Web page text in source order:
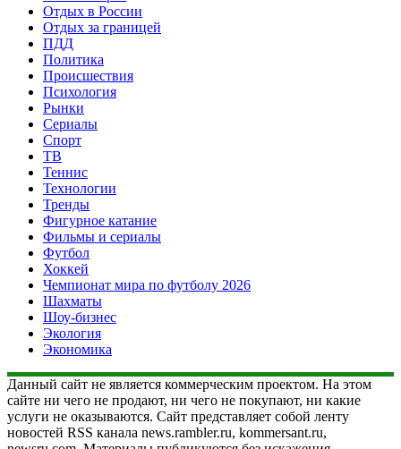
Отдых в России
Отдых за границей
ПДД
Политика
Происшествия
Психология
Рынки
Сериалы
Спорт
ТВ
Теннис
Технологии
Тренды
Фигурное катание
Фильмы и сериалы
Футбол
Хоккей
Чемпионат мира по футболу 2026
Шахматы
Шоу-бизнес
Экология
Экономика
Данный сайт не является коммерческим проектом. На этом
сайте ни чего не продают, ни чего не покупают, ни какие
услуги не оказываются. Сайт представляет собой ленту
новостей RSS канала news.rambler.ru, kommersant.ru,